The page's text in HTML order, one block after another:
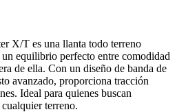
X/T es una llanta todo terreno
equilibrio perfecto entre comodidad
de ella. Con un diseño de banda de
avanzado, proporciona tracción
Ideal para quienes buscan
terreno.